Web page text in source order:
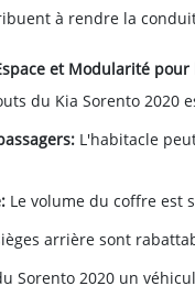
à rendre la
et Modularité
du Kia Sorento 2020
L'habitacle
Le volume du coffre est
arrière sont
Sorento 2020 un